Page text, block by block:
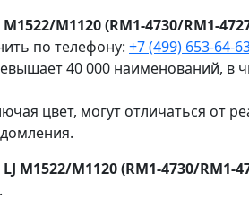
M1120 (RM1-4730/RM1-
по телефону: +7 (499) 653-64-
40 000 наименований, в
цвет, могут отличаться от
M1522/M1120 (RM1-4730/RM1-